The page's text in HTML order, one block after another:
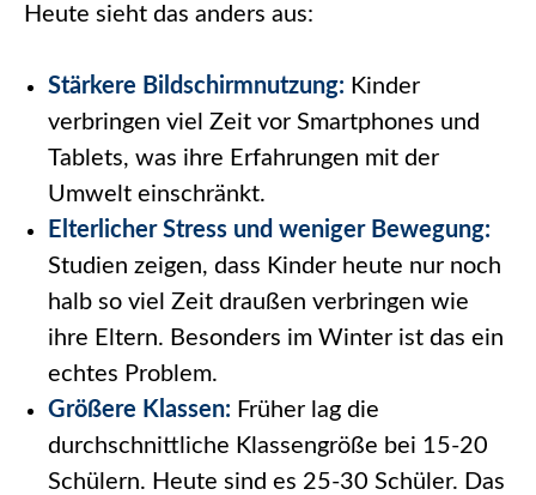
Heute sieht das anders aus:
Stärkere Bildschirmnutzung: Kinder
verbringen viel Zeit vor Smartphones und
Tablets, was ihre Erfahrungen mit der
Umwelt einschränkt.
Elterlicher Stress und weniger Bewegung:
Studien zeigen, dass Kinder heute nur noch
halb so viel Zeit draußen verbringen wie
ihre Eltern. Besonders im Winter ist das ein
echtes Problem.
Größere Klassen: Früher lag die
durchschnittliche Klassengröße bei 15-20
Schülern. Heute sind es 25-30 Schüler. Das